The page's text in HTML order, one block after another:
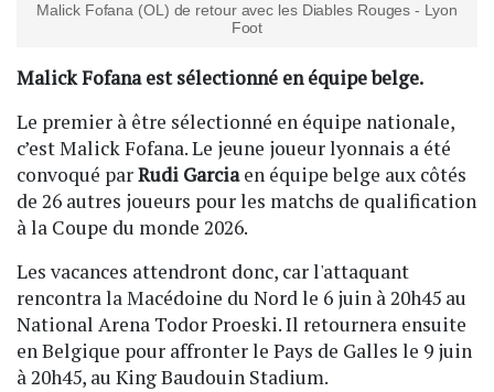
Malick Fofana (OL) de retour avec les Diables Rouges - Lyon
Foot
Malick Fofana est sélectionné en équipe belge.
Le premier à être sélectionné en équipe nationale,
c’est Malick Fofana. Le jeune joueur lyonnais a été
convoqué parRudi Garciaen équipe belge aux côtés
de 26 autres joueurs pour les matchs de qualification
à la Coupe du monde 2026.
Les vacances attendront donc, car l'attaquant
rencontra la Macédoine du Nord le 6 juin à 20h45 au
National Arena Todor Proeski. Il retournera ensuite
en Belgique pour affronter le Pays de Galles le 9 juin
à 20h45, au King Baudouin Stadium.